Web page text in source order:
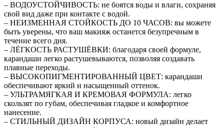
– ВОДОУСТОЙЧИВОСТЬ: не боятся воды и влаги, сохраняя
свой вид даже при контакте с водой.
– НЕИЗМЕННАЯ СТОЙКОСТЬ ДО 10 ЧАСОВ: вы можете
быть уверены, что ваш макияж останется безупречным в
течение всего дня.
– ЛЁГКОСТЬ РАСТУШЁВКИ: благодаря своей формуле,
карандаши легко растушевываются, позволяя создавать
плавные переходы.
– ВЫСОКОПИГМЕНТИРОВАННЫЙ ЦВЕТ: карандаши
обеспечивают яркий и насыщенный оттенок.
– УЛЬТРАМЯГКАЯ И КРЕМОВАЯ ФОРМУЛА: легко
скользят по губам, обеспечивая гладкое и комфортное
нанесение.
– СТИЛЬНЫЙ ДИЗАЙН КОРПУСА: новый дизайн делает